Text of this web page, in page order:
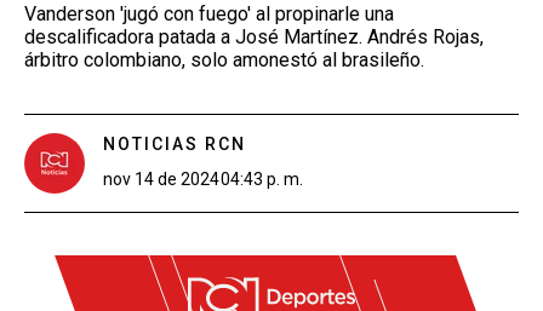
Vanderson 'jugó con fuego' al propinarle una
descalificadora patada a José Martínez. Andrés Rojas,
árbitro colombiano, solo amonestó al brasileño.
NOTICIAS RCN
nov 14 de 202404:43 p. m.